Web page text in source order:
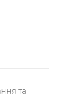
та